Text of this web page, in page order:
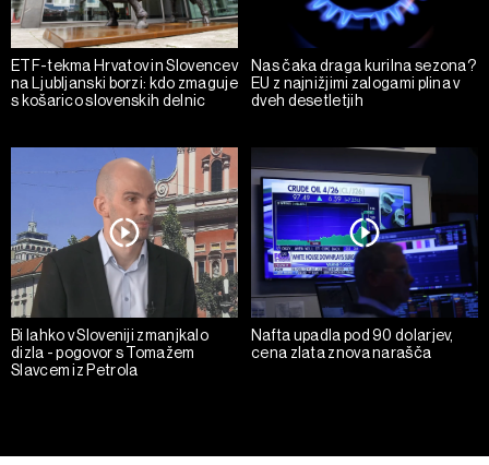
ETF-tekma Hrvatov in Slovencev
na Ljubljanski borzi: kdo zmaguje
s košarico slovenskih delnic
Nas čaka draga kurilna sezona?
EU z najnižjimi zalogami plina v
dveh desetletjih
Bi lahko v Sloveniji zmanjkalo
dizla - pogovor s Tomažem
Slavcem iz Petrola
Nafta upadla pod 90 dolarjev,
cena zlata znova narašča